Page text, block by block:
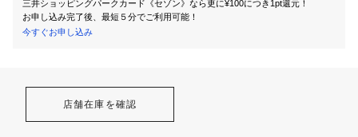
三井ショッピングパークカード《セゾン》なら更に¥100につき1pt還元！
お申し込み完了後、最短５分でご利用可能！
今すぐお申し込み
店舗在庫を確認